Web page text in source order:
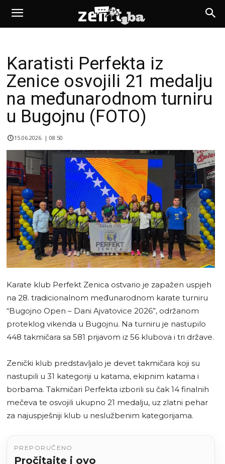
Karatisti Perfekta iz
Zenice osvojili 21 medalju
na međunarodnom turniru
u Bugojnu (FOTO)
15.06.2026. | 08:50
Karate klub Perfekt Zenica ostvario je zapažen uspjeh
na 28. tradicionalnom međunarodnom karate turniru
“Bugojno Open – Dani Ajvatovice 2026”, održanom
proteklog vikenda u Bugojnu. Na turniru je nastupilo
448 takmičara sa 581 prijavom iz 56 klubova i tri države.
Zenički klub predstavljalo je devet takmičara koji su
nastupili u 31 kategoriji u katama, ekipnim katama i
borbama. Takmičari Perfekta izborili su čak 14 finalnih
mečeva te osvojili ukupno 21 medalju, uz zlatni pehar
za najuspješniji klub u neslužbenim kategorijama.
PREPORUČENO
Pročitajte i ovo